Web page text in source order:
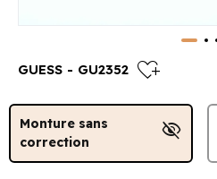
GUESS - GU2352 heart_plus
Monture sans
correction
visibility_off